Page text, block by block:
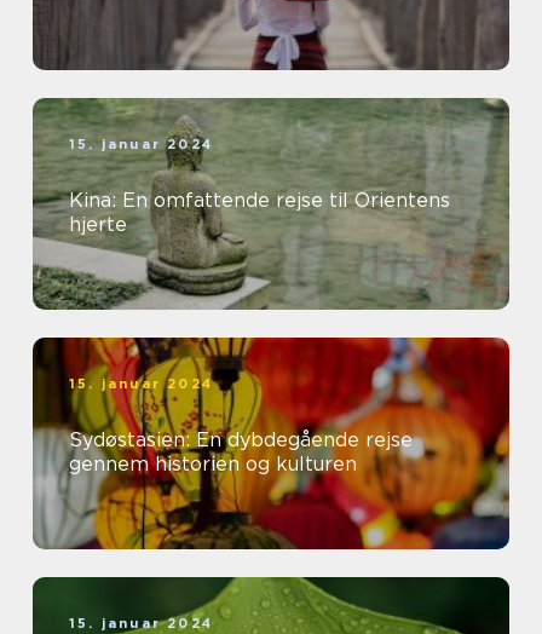
15. januar 2024
Kina: En omfattende rejse til Orientens
hjerte
15. januar 2024
Sydøstasien: En dybdegående rejse
gennem historien og kulturen
15. januar 2024